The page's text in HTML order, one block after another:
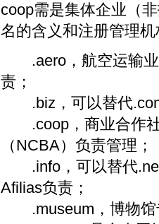
coop需是集体企业（
名的含义和注册管理
.aero，航空运输业
责；
.biz，可以替代.com
.coop，商业合作社
（NCBA）负责管理；
.info，可以替代.net
Afilias负责；
.museum，博物馆